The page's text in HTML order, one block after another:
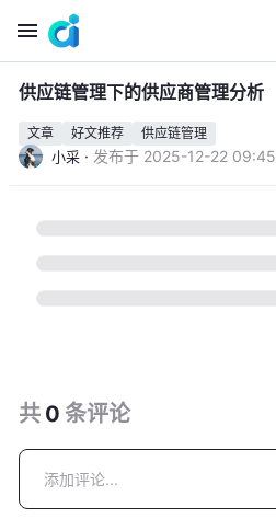
供应链管理下的供应商管理分析
文章 好文推荐 供应链管理
小采 · 发布于 2025-12-22 09:45
共 0 条评论